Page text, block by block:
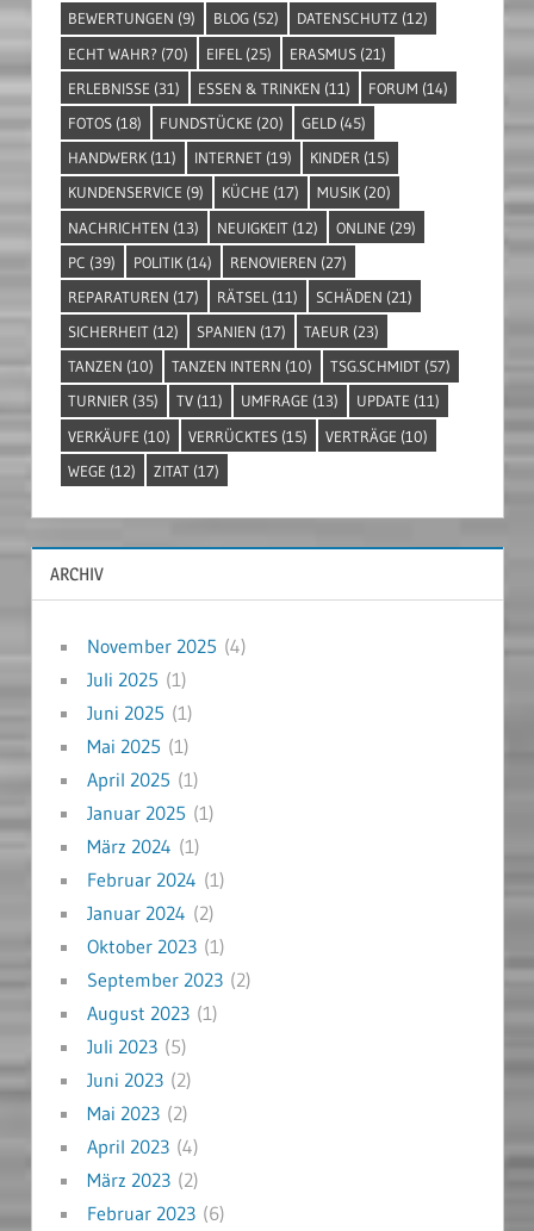
BEWERTUNGEN (9) BLOG (52) DATENSCHUTZ (12)
ECHT WAHR? (70) EIFEL (25) ERASMUS (21)
ERLEBNISSE (31) ESSEN & TRINKEN (11) FORUM (14)
FOTOS (18) FUNDSTÜCKE (20) GELD (45)
HANDWERK (11) INTERNET (19) KINDER (15)
KUNDENSERVICE (9) KÜCHE (17) MUSIK (20)
NACHRICHTEN (13) NEUIGKEIT (12) ONLINE (29)
PC (39) POLITIK (14) RENOVIEREN (27)
REPARATUREN (17) RÄTSEL (11) SCHÄDEN (21)
SICHERHEIT (12) SPANIEN (17) TAEUR (23)
TANZEN (10) TANZEN INTERN (10) TSG.SCHMIDT (57)
TURNIER (35) TV (11) UMFRAGE (13) UPDATE (11)
VERKÄUFE (10) VERRÜCKTES (15) VERTRÄGE (10)
WEGE (12) ZITAT (17)
ARCHIV
November 2025 (4)
Juli 2025 (1)
Juni 2025 (1)
Mai 2025 (1)
April 2025 (1)
Januar 2025 (1)
März 2024 (1)
Februar 2024 (1)
Januar 2024 (2)
Oktober 2023(1)
September 2023(2)
August 2023(1)
Juli 2023(5)
Juni 2023(2)
Mai 2023(2)
April 2023(4)
März 2023(2)
Februar 2023(6)